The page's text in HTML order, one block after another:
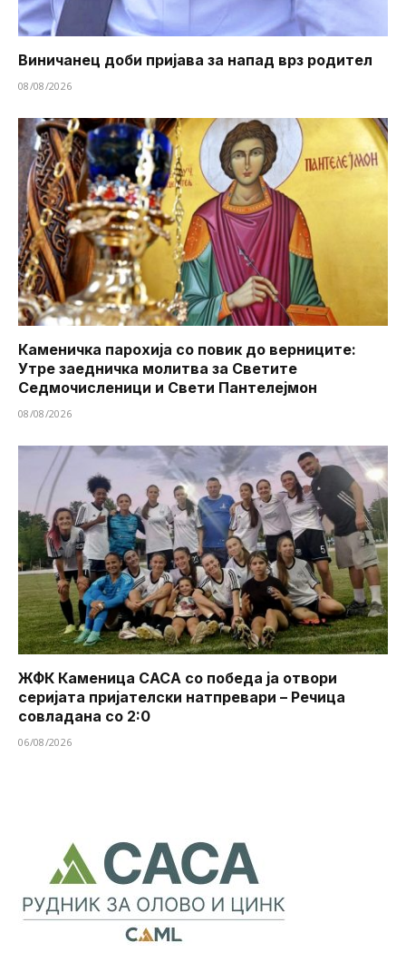
Виничанец доби пријава за напад врз родител
08/08/2026
Каменичка парохија со повик до верниците:
Утре заедничка молитва за Светите
Седмочисленици и Свети Пантелејмон
08/08/2026
ЖФК Каменица САСА со победа ја отвори
серијата пријателски натпревари – Речица
совладана со 2:0
06/08/2026